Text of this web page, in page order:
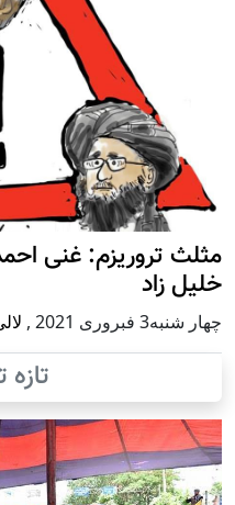
مثلث تروریزم: غنی
خلیل زاد
چهار شنبه3 فبروری 2021 ,